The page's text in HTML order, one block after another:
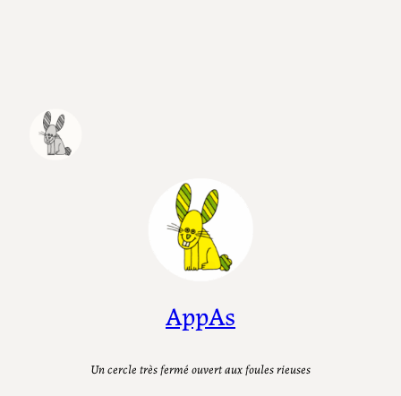
AppAs
Un cercle très fermé ouvert aux foules rieuses